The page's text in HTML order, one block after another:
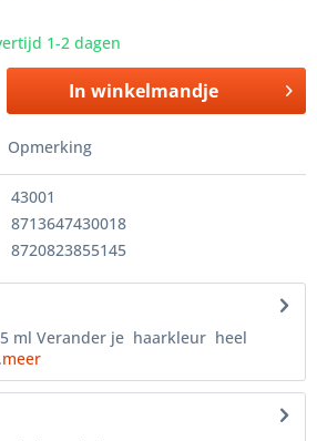
1-2 dagen
In winkelmandje
Opmerking
43001
8713647430018
8720823855145
ml Verander je haarkleur heel
meer